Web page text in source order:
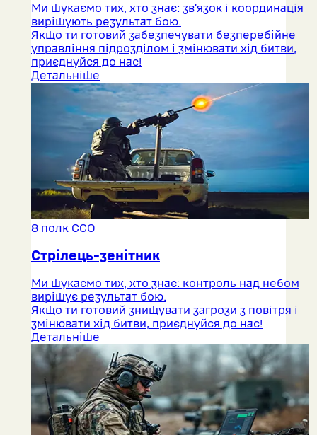
Ми шукаємо тих, хто знає: зв’язок і координація
вирішують результат бою.
Якщо ти готовий забезпечувати безперебійне
управління підрозділом і змінювати хід битви,
приєднуйся до нас!
Детальніше
8 полк ССО
Стрілець-зенітник
Ми шукаємо тих, хто знає: контроль над небом
вирішує результат бою.
Якщо ти готовий знищувати загрози з повітря і
змінювати хід битви, приєднуйся до нас!
Детальніше